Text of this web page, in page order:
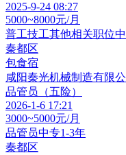
2025-9-24 08:27
5000~8000元/月
普工技工其他相关职位
秦都区
包食宿
咸阳秦光机械制造有限公
品管员（五险）
2026-1-6 17:21
3000~5000元/月
品管员中专1-3年
秦都区